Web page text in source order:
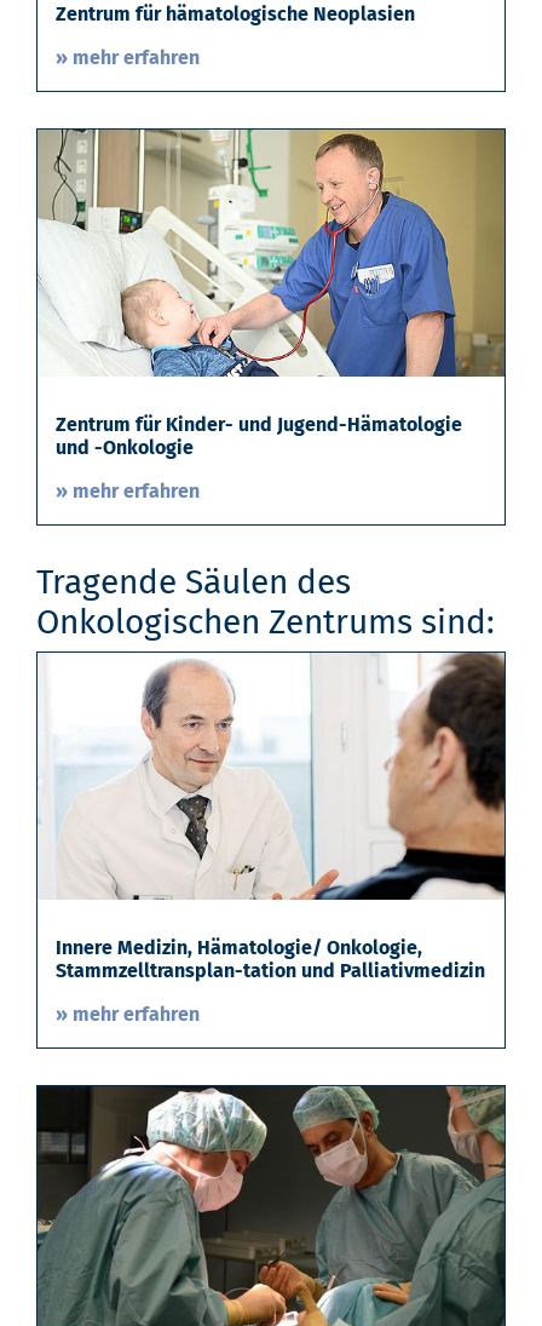
Zentrum für hämatologische Neoplasien
» mehr erfahren
Zentrum für Kinder- und Jugend-Hämatologie
und -Onkologie
» mehr erfahren
Tragende Säulen des
Onkologischen Zentrums sind:
Innere Medizin, Hämatologie/ Onkologie,
Stammzelltransplan-tation und Palliativmedizin
» mehr erfahren